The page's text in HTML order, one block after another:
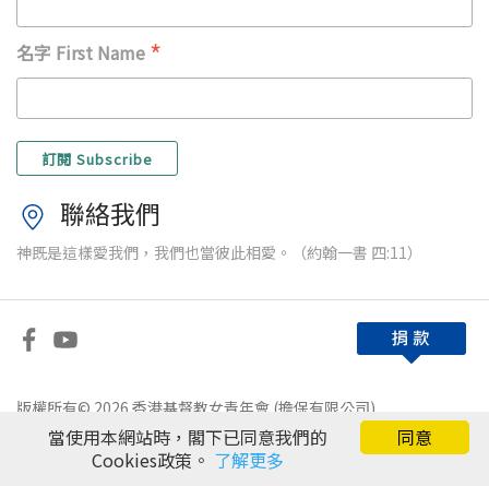
名字 First Name *
聯絡我們
神既是這樣愛我們，我們也當彼此相愛。（約翰一書 四:11）
版權所有© 2026 香港基督教女青年會 (擔保有限公司)
免責條款|私隱政策 同意
當使用本網站時，閣下已同意我們的
Cookies政策。 了解更多